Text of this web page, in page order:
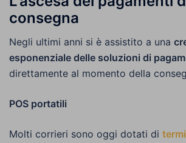
consegna
Negli ultimi anni si è assistito a una
esponenziale delle soluzioni di
direttamente al momento della
POS portatili
Molti corrieri sono oggi dotati di